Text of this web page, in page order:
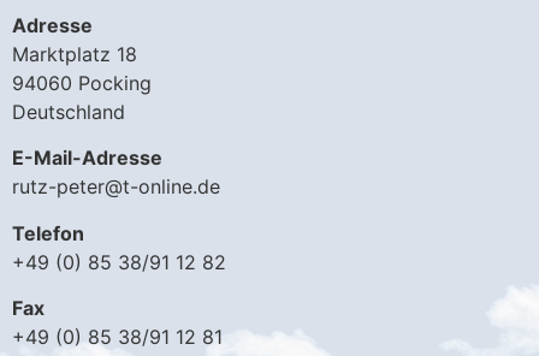
Adresse
Marktplatz 18
94060 Pocking
Deutschland
E-Mail-Adresse
rutz-peter@t-online.de
Telefon
+49 (0) 85 38/91 12 82
Fax
+49 (0) 85 38/91 12 81